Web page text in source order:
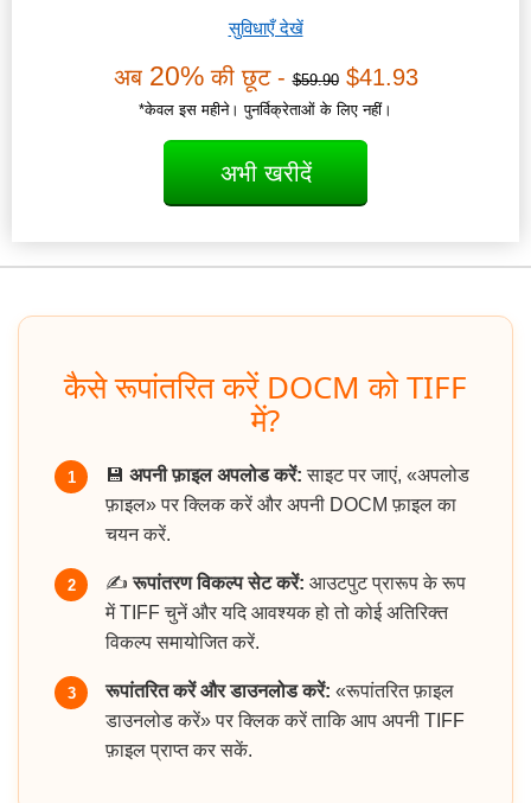
सुविधाएँ देखें
अब 20%की छूट -$59.90$41.93
*केवल इस महीने। पुनर्विक्रेताओं के लिए नहीं।
अभी खरीदें
कैसे रूपांतरित करें DOCM को TIFF
में?
1 💾 अपनी फ़ाइल अपलोड करें: साइट पर जाएं, «अपलोड
फ़ाइल» पर क्लिक करें और अपनी DOCM फ़ाइल का
चयन करें.
2 ✍️रूपांतरण विकल्प सेट करें: आउटपुट प्रारूप के रूप
में TIFF चुनें और यदि आवश्यक हो तो कोई अतिरिक्त
विकल्प समायोजित करें.
3 रूपांतरित करें और डाउनलोड करें: «रूपांतरित फ़ाइल
डाउनलोड करें» पर क्लिक करें ताकि आप अपनी TIFF
फ़ाइल प्राप्त कर सकें.